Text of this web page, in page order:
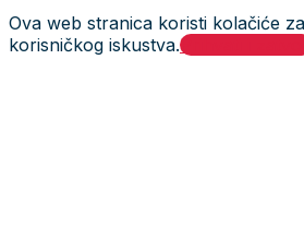
Ova web stranica koristi kolačiće
korisničkog iskustva.Prihvati i